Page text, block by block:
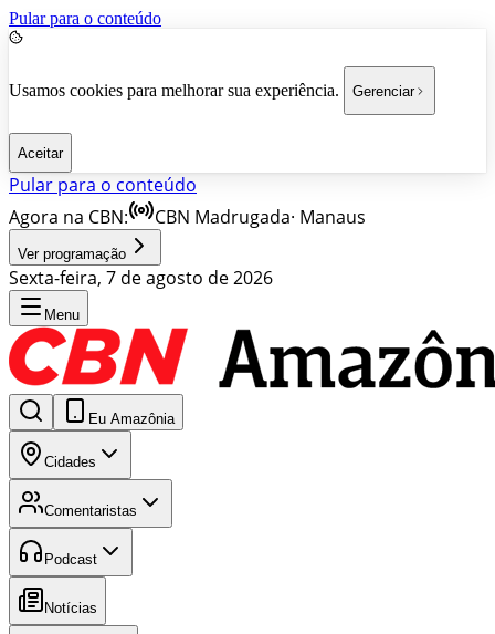
Pular para o conteúdo
Usamos cookies para melhorar sua experiência. Gerenciar
Aceitar
Pular para o conteúdo
Agora na CBN:
CBN Madrugada· Manaus
Ver programação
Sexta-feira, 7 de agosto de 2026
Menu
Eu Amazônia
Cidades
Comentaristas
Podcast
Notícias